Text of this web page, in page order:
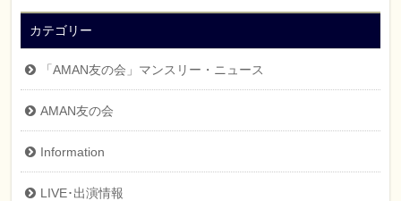
カテゴリー
「AMAN友の会」マンスリー・ニュース
AMAN友の会
Information
LIVE･出演情報